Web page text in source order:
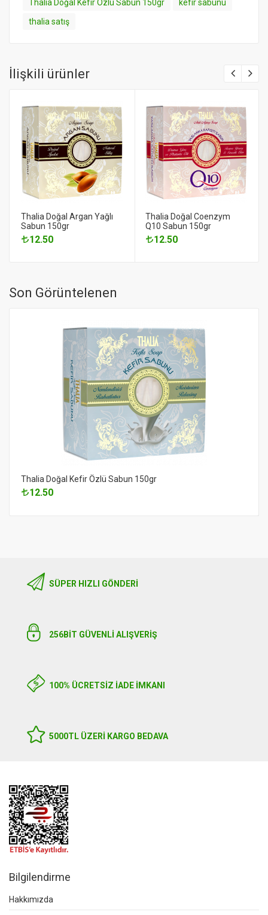
Thalia Doğal Kefir Özlü Sabun 150gr
kefir sabunu
thalia satış
İlişkili ürünler
Thalia Doğal Argan Yağlı
Sabun 150gr
12.50
Thalia Doğal Coenzym
Q10 Sabun 150gr
12.50
Son Görüntelenen
Thalia Doğal Kefir Özlü Sabun 150gr
12.50
SÜPER HIZLI GÖNDERI
256BIT GÜVENLİ ALIŞVERİŞ
100% ÜCRETSİZ İADE İMKANI
5000TL ÜZERI KARGO BEDAVA
Bilgilendirme
Hakkımızda